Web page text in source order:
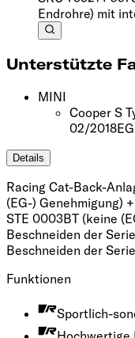
Endrohre) mit
Unterstützte
MINI
Cooper S
02/2018EG
Details
Racing Cat-Back-
(EG-) Genehmigung)
STE 0003BT (keine
Beschneiden der
Beschneiden der
Funktionen
Sportlich-